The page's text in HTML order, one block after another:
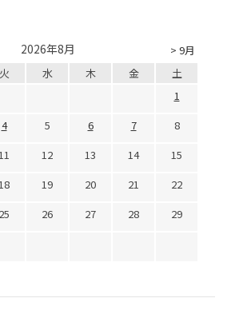
> 9月
2026年8月
火 水 木 金
土
1
4 5 6 7
8
11 12 13 14
15
18 19 20 21
22
25 26 27 28
29